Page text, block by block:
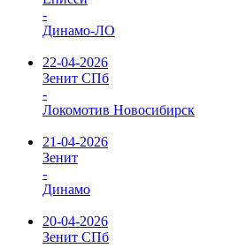
-
Динамо-ЛО
22-04-2026
Зенит СПб
-
Локомотив Новосибирск
21-04-2026
Зенит
-
Динамо
20-04-2026
Зенит СПб